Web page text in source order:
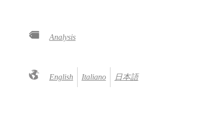
Analysis
English Italiano 日本語